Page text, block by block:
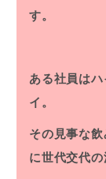
す。
ある社員は
イ。
その見事な
に世代交代